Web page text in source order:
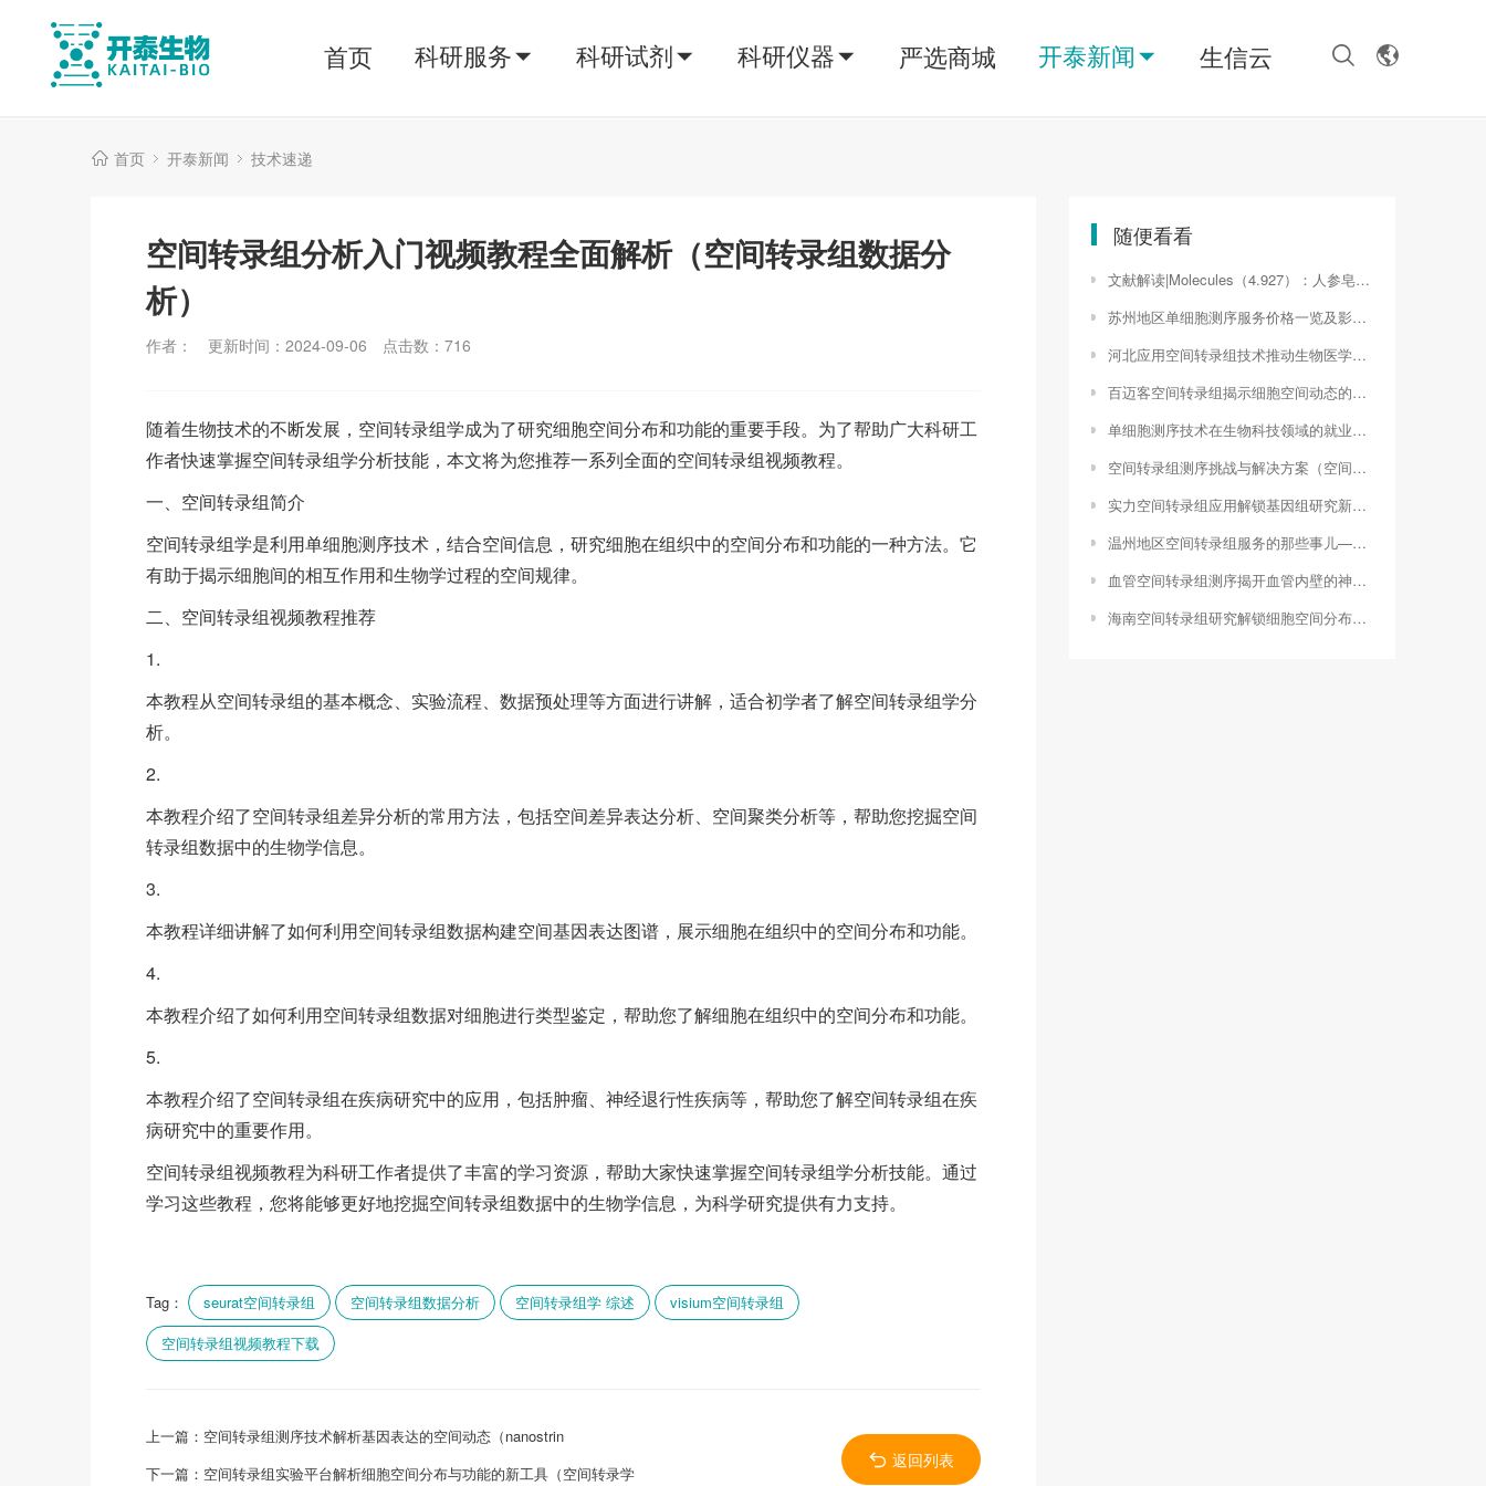
首页 科研服务 科研试剂 科研仪器 严选商城 开泰新闻 生信云
首页 开泰新闻 技术速递
空间转录组分析入门视频教程全面解析（空间转录组数据分
析）
作者： 更新时间：2024-09-06 点击数： 716
随着生物技术的不断发展，空间转录组学成为了研究细胞空间分布和功能的重要手段。为了帮助广大科研工
作者快速掌握空间转录组学分析技能，本文将为您推荐一系列全面的空间转录组视频教程。
一、空间转录组简介
空间转录组学是利用单细胞测序技术，结合空间信息，研究细胞在组织中的空间分布和功能的一种方法。它
有助于揭示细胞间的相互作用和生物学过程的空间规律。
二、空间转录组视频教程推荐
1.
本教程从空间转录组的基本概念、实验流程、数据预处理等方面进行讲解，适合初学者了解空间转录组学分
析。
2.
本教程介绍了空间转录组差异分析的常用方法，包括空间差异表达分析、空间聚类分析等，帮助您挖掘空间
转录组数据中的生物学信息。
3.
本教程详细讲解了如何利用空间转录组数据构建空间基因表达图谱，展示细胞在组织中的空间分布和功能。
4.
本教程介绍了如何利用空间转录组数据对细胞进行类型鉴定，帮助您了解细胞在组织中的空间分布和功能。
5.
本教程介绍了空间转录组在疾病研究中的应用，包括肿瘤、神经退行性疾病等，帮助您了解空间转录组在疾
病研究中的重要作用。
空间转录组视频教程为科研工作者提供了丰富的学习资源，帮助大家快速掌握空间转录组学分析技能。通过
学习这些教程，您将能够更好地挖掘空间转录组数据中的生物学信息，为科学研究提供有力支持。
Tag： seurat空间转录组 空间转录组数据分析 空间转录组学 综述
visium空间转录组
空间转录组视频教程下载
上一篇： 空间转录组测序技术解析基因表达的空间动态（nanostrin
下一篇： 空间转录组实验平台解析细胞空间分布与功能的新工具（空间转录学
返回列表
随便看看
文献解读|Molecules（4.927）：人参皂苷Rh3对HCT116结直肠癌细胞增殖抑制作用的转录组学研究
苏州地区单细胞测序服务价格一览及影响因素分析（单细胞测序价格及时间）
河北应用空间转录组技术推动生物医学研究的新突破（空间转录组技术）
百迈客空间转录组揭示细胞空间动态的新工具（百迈客转录组测序不分析报价）
单细胞测序技术在生物科技领域的就业前景与职业规划（单细胞测序研究套路）
空间转录组测序挑战与解决方案（空间转录组分析流程）
实力空间转录组应用解锁基因组研究新维度（什么是空间转录组）
温州地区空间转录组服务的那些事儿——从我的科研经历谈起（温州空间转录组服务机构名单）
血管空间转录组测序揭开血管内壁的神秘面纱（空间转录组测序技术）
海南空间转录组研究解锁细胞空间分布之谜，助力生物医学突破（空间转录组综述）